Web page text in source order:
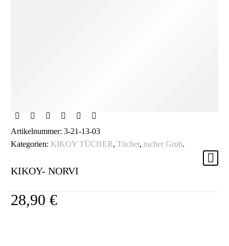
Artikelnummer: 3-21-13-03
Kategorien: KIKOY TÜCHER, Tücher, tucher Grob.
KIKOY- NORVI
28,90 €